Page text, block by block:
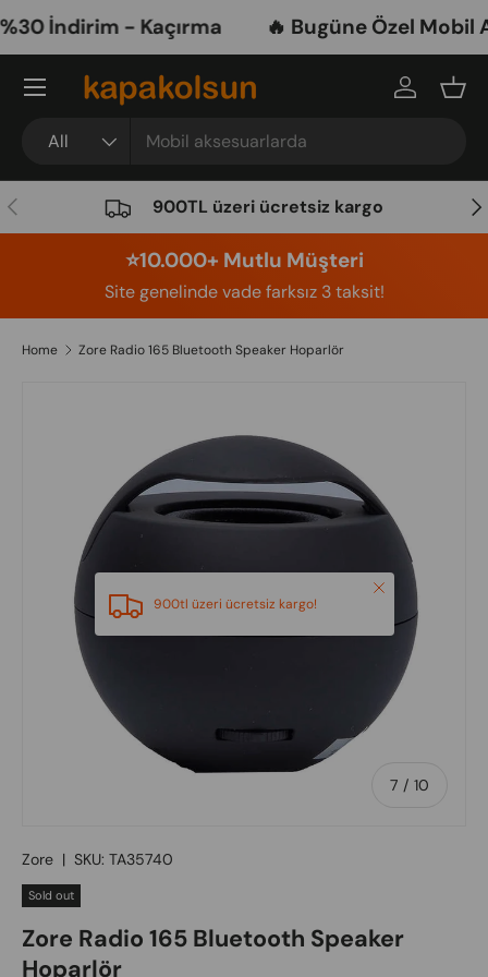
Skip to content
İndirim - Kaçırma 🔥 Bugüne Özel Mobil
All
Log in
Menu
Previous 900TL üzeri ücretsiz kargo
⭐️10.000+ Mutlu Müşteri
Site genelinde vade farksız 3 taksit!
Home Zore Radio 165 Bluetooth Speaker Hoparlör
7 / of
10
900tl üzeri ücretsiz kargo!
Close
Zore | SKU: TA35740
Sold out
Zore Radio 165 Bluetooth Speaker
Hoparlör